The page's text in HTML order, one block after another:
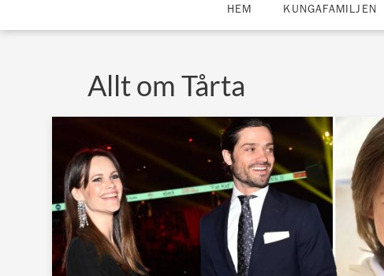
HEM KUNGAFAMILJEN
Allt om Tårta